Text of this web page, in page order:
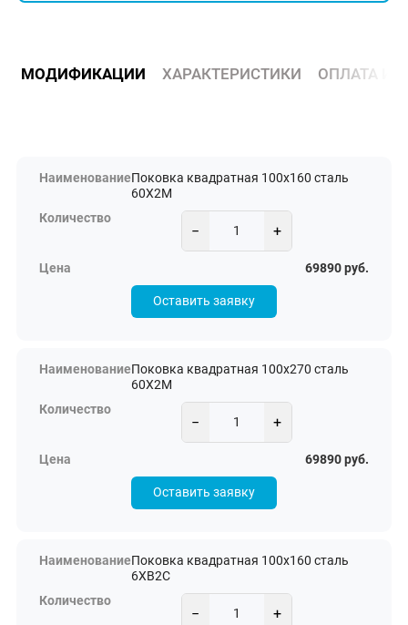
МОДИФИКАЦИИ ХАРАКТЕРИСТИКИ ОПЛАТА И
Поковка квадратная 100х160 сталь
60Х2М
− +
69890 руб.
Оставить заявку
Поковка квадратная 100х270 сталь
60Х2М
− +
69890 руб.
Оставить заявку
Поковка квадратная 100х160 сталь
6ХВ2С
− +